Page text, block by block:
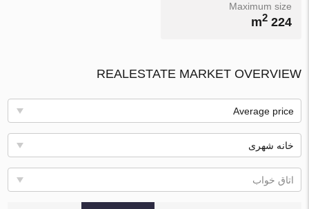
Maximum size
224 m
2
REALESTATE MARKET OVERVIEW
Average price
خانه شهری
اتاق خواب